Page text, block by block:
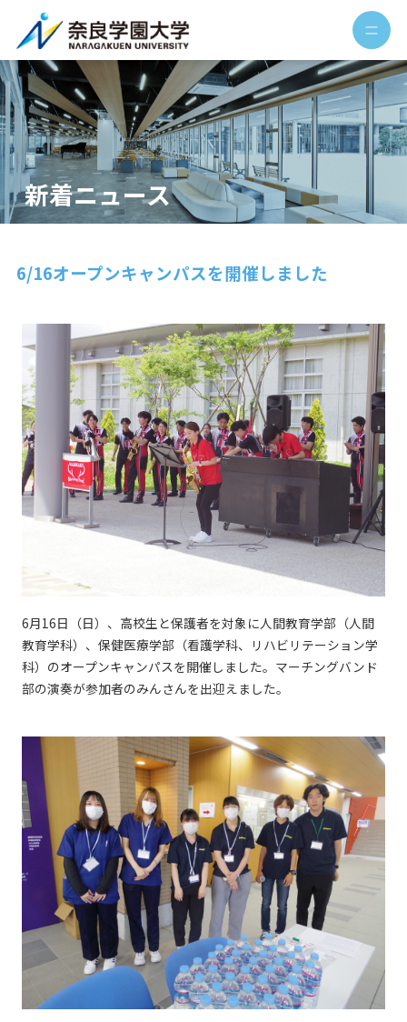
新着ニュース
6/16オープンキャンパスを開催しました
6月16日（日）、高校生と保護者を対象に人間教育学部（人間
教育学科）、保健医療学部（看護学科、リハビリテーション学
科）のオープンキャンパスを開催しました。マーチングバンド
部の演奏が参加者のみんさんを出迎えました。